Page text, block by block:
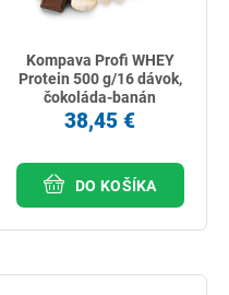
Kompava Profi WHEY
Protein 500 g/16 dávok,
čokoláda-banán
38,45 €
DO KOŠÍKA